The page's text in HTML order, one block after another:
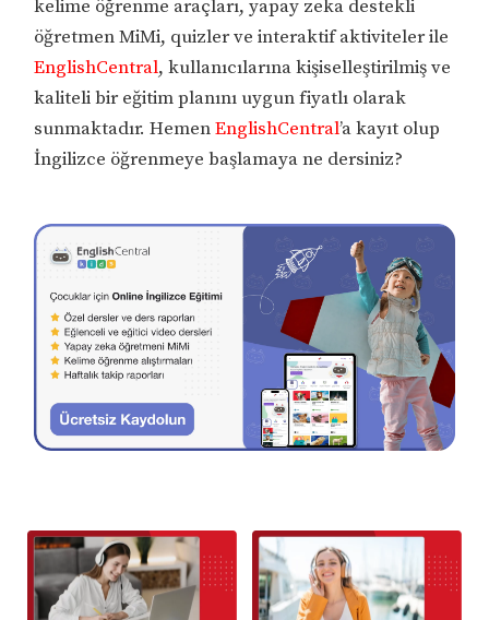
kelime öğrenme araçları, yapay zeka destekli
öğretmen MiMi, quizler ve interaktif aktiviteler ile
EnglishCentral, kullanıcılarına kişiselleştirilmiş ve
kaliteli bir eğitim planını uygun fiyatlı olarak
sunmaktadır. HemenEnglishCentral’a kayıt olup
İngilizce öğrenmeye başlamaya ne dersiniz?